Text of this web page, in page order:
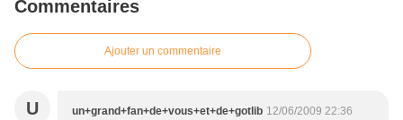
Commentaires
Ajouter un commentaire
U un+grand+fan+de+vous+et+de+gotlib 12/06/2009 22:36